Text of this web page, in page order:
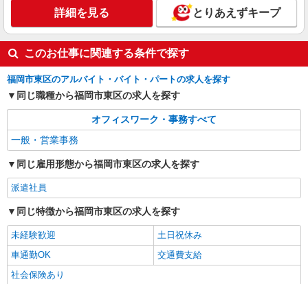
詳細を見る とりあえずキープ
このお仕事に関連する条件で探す
福岡市東区のアルバイト・バイト・パートの求人を探す
同じ職種から福岡市東区の求人を探す
オフィスワーク・事務すべて
一般・営業事務
同じ雇用形態から福岡市東区の求人を探す
派遣社員
同じ特徴から福岡市東区の求人を探す
未経験歓迎
土日祝休み
車通勤OK
交通費支給
社会保険あり